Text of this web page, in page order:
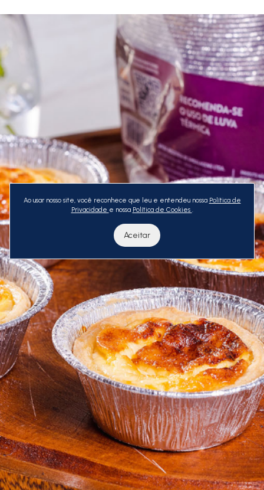
Ao usar nosso site, você reconhece que leu e entendeu nossa Política de
Privacidade e nossa Política de Cookies .
Aceitar